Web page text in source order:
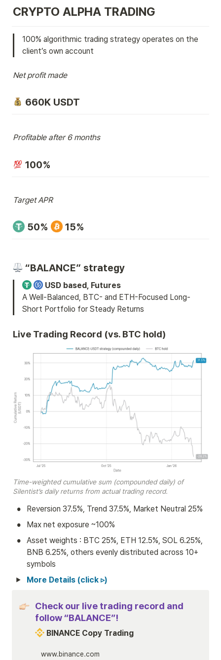
CRYPTO ALPHA TRADING
100% algorithmic trading strategy operates on the
client’s own account
Net profit made
660K USDT
Profitable after 6 months
100%
Target APR
50% 15%
“BALANCE” strategy
USD based, Futures
A Well-Balanced, BTC- and ETH-Focused Long-
Short Portfolio for Steady Returns
Live Trading Record (vs. BTC hold)
Time-weighted cumulative sum (compounded daily) of
Silentist’s daily returns from actual trading record.
• Reversion 37.5%, Trend 37.5%, Market Neutral 25%
• Max net exposure ~100%
•
Asset weights : BTC 25%, ETH 12.5%, SOL 6.25%,
BNB 6.25%, others evenly distributed across 10+
symbols
More Details (click ▹)
Check our live trading record and
follow “BALANCE”!
BINANCE Copy Trading
www.binance.com